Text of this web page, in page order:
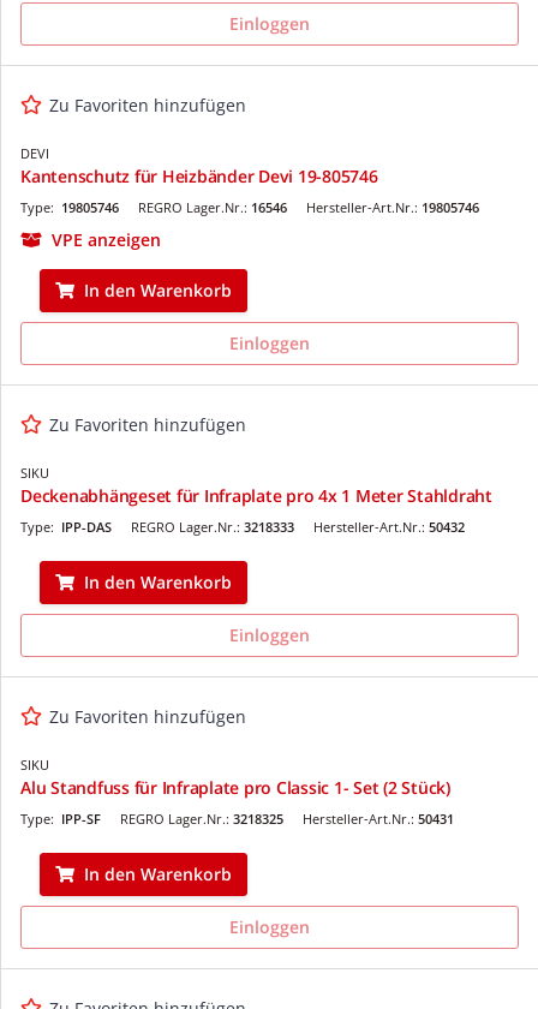
Einloggen
Zu Favoriten hinzufügen
DEVI
Kantenschutz für Heizbänder Devi 19-805746
REGRO Lager.Nr.: 16546
Type: 19805746 Hersteller-Art.Nr.: 19805746
VPE anzeigen
In den Warenkorb
Einloggen
Zu Favoriten hinzufügen
SIKU
Deckenabhängeset für Infraplate pro 4x 1 Meter Stahldraht
REGRO Lager.Nr.: 3218333
Type: IPP-DAS Hersteller-Art.Nr.: 50432
In den Warenkorb
Einloggen
Zu Favoriten hinzufügen
SIKU
Alu Standfuss für Infraplate pro Classic 1- Set (2 Stück)
REGRO Lager.Nr.: 3218325
Type: IPP-SF Hersteller-Art.Nr.: 50431
In den Warenkorb
Einloggen